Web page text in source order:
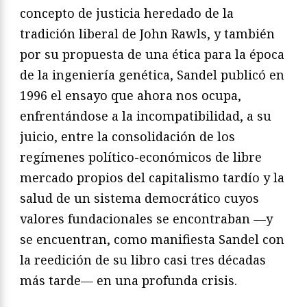
concepto de justicia heredado de la
tradición liberal de John Rawls, y también
por su propuesta de una ética para la época
de la ingeniería genética, Sandel publicó en
1996 el ensayo que ahora nos ocupa,
enfrentándose a la incompatibilidad, a su
juicio, entre la consolidación de los
regímenes político-económicos de libre
mercado propios del capitalismo tardío y la
salud de un sistema democrático cuyos
valores fundacionales se encontraban —y
se encuentran, como manifiesta Sandel con
la reedición de su libro casi tres décadas
más tarde— en una profunda crisis.